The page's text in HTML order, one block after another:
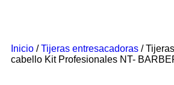
Inicio /Tijeras entresacadoras /
cabello Kit Profesionales NT-